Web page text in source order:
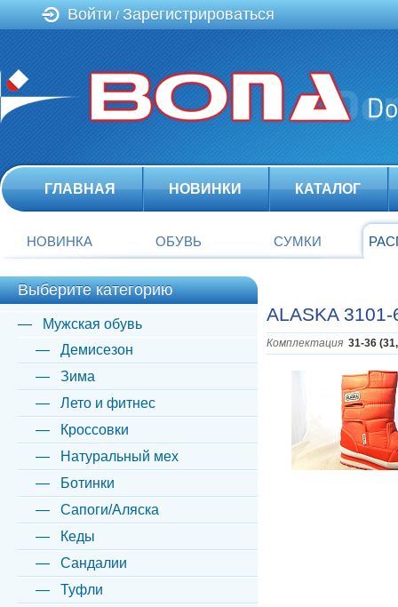
Войти / Зарегистрироваться
ГЛАВНАЯ НОВИНКИ КАТАЛОГ
НОВИНКА ОБУВЬ СУМКИ
ALASKA 3101-
Комплектация 31-36
Выберите категорию
Мужская обувь
Демисезон
Зима
Лето и фитнес
Кроссовки
Натуральный мех
Ботинки
Сапоги/Аляска
Кеды
Сандалии
Туфли